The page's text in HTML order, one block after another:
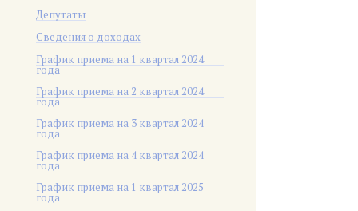
Депутаты
Сведения о доходах
График приема на 1 квартал 2024
года
График приема на 2 квартал 2024
года
График приема на 3 квартал 2024
года
График приема на 4 квартал 2024
года
График приема на 1 квартал 2025
года